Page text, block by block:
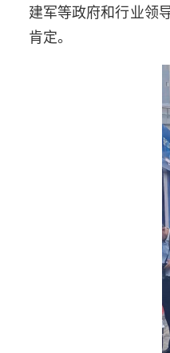
建军等政府和行业领
肯定。